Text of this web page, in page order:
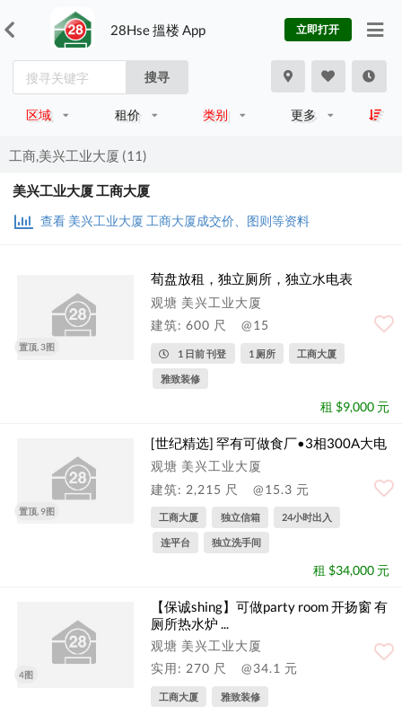
28Hse 搵楼 App 立即打开
搜寻
区域 租价 类别 更多
工商,美兴工业大厦 (11)
美兴工业大厦 工商大厦
查看 美兴工业大厦 工商大厦成交价、图则等资料
置顶, 3图
荀盘放租，独立厕所，独立水电表
观塘 美兴工业大厦
建筑: 600 尺
@15
1 日前 刊登 1 厕所 工商大厦
雅致装修
租 $9,000 元
置顶, 9图
[世纪精选] 罕有可做食厂•3相300A大电
观塘 美兴工业大厦
建筑: 2,215 尺
@15.3 元
工商大厦 独立信箱 24小时出入
连平台 独立洗手间
租 $34,000 元
4图
【保诚shing】可做party room 开扬窗 有
厕所热水炉 ...
观塘 美兴工业大厦
实用: 270 尺
@34.1 元
工商大厦 雅致装修